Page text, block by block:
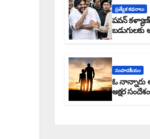
ప్రత్యేక కధనాలు
పవన్
బడుగులకు
ఎండమావేనా:
సంపాదకీయం
ఓ నాన్నారు
అక్షర సందేశం